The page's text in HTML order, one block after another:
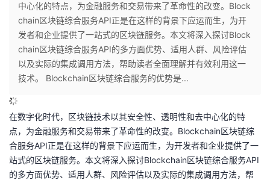
个
人
主
我
的
开
发
者
我
的
开
发
我
的
Programs
我
的
中心化的特点，为金融服务和交易带来了革命性的改变。Block
chain区块链综合服务API正是在这样的背景下应运而生，为开
发者和企业提供了一站式的区块链服务。本文将深入探讨Block
chain区块链综合服务API的多方面优势、适用人群、风险评估
以及实际的集成调用方法，帮助读者全面理解并有效利用这一
技术。 Blockchain区块链综合服务的优势是...
在数字化时代，区块链技术以其安全性、透明性和去中心化的特
点，为金融服务和交易带来了革命性的改变。Blockchain区块链综
合服务API正是在这样的背景下应运而生，为开发者和企业提供了一
站式的区块链服务。本文将深入探讨Blockchain区块链综合服务API
的多方面优势、适用人群、风险评估以及实际的集成调用方法，帮